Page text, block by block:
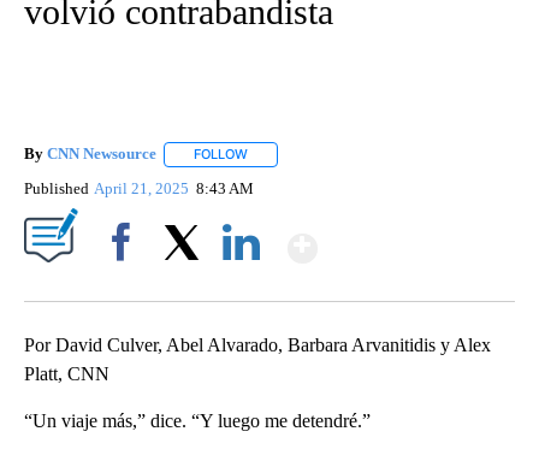
volvió contrabandista
By CNN Newsource FOLLOW
Published April 21, 2025 8:43 AM
Por David Culver, Abel Alvarado, Barbara Arvanitidis y Alex
Platt, CNN
“Un viaje más,” dice. “Y luego me detendré.”